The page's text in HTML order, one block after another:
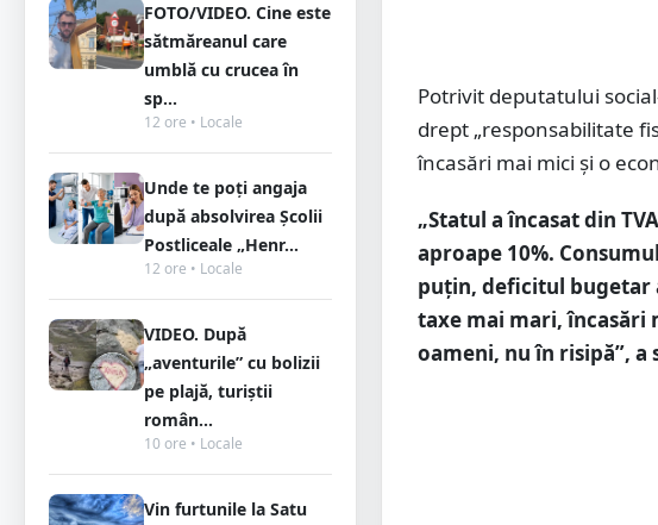
FOTO/VIDEO. Cine este
sătmăreanul care
umblă cu crucea în
sp...
12 ore • Locale
Unde te poți angaja
după absolvirea Școlii
Postliceale „Henr...
12 ore • Locale
VIDEO. După
„aventurile” cu bolizii
pe plajă, turiștii
român...
10 ore • Locale
Vin furtunile la Satu
Potrivit deputatului
drept „responsabilitate
încasări mai mici și o
„Statul a încasat din
aproape 10%.
puțin, deficitul bugetar
taxe mai mari, încasări
oameni, nu în risipă”, a